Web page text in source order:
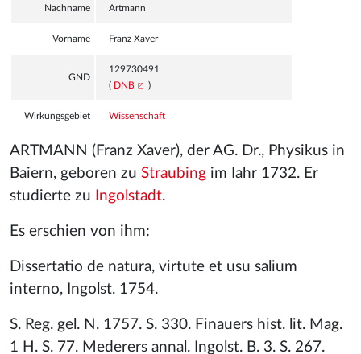
Nachname Artmann
Vorname Franz Xaver
GND
129730491
( DNB )
Wirkungsgebiet Wissenschaft
ARTMANN (Franz Xaver), der AG. Dr., Physikus in
Baiern, geboren zu Straubing im Iahr 1732. Er
studierte zu
Ingolstadt.
Es erschien von ihm:
Dissertatio de natura, virtute et usu salium
interno, Ingolst. 1754.
S. Reg. gel. N. 1757. S. 330. Finauers hist. lit. Mag.
1 H. S. 77. Mederers annal. Ingolst. B. 3. S. 267.